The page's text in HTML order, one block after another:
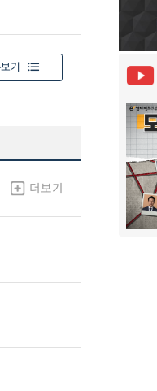
기
더보기